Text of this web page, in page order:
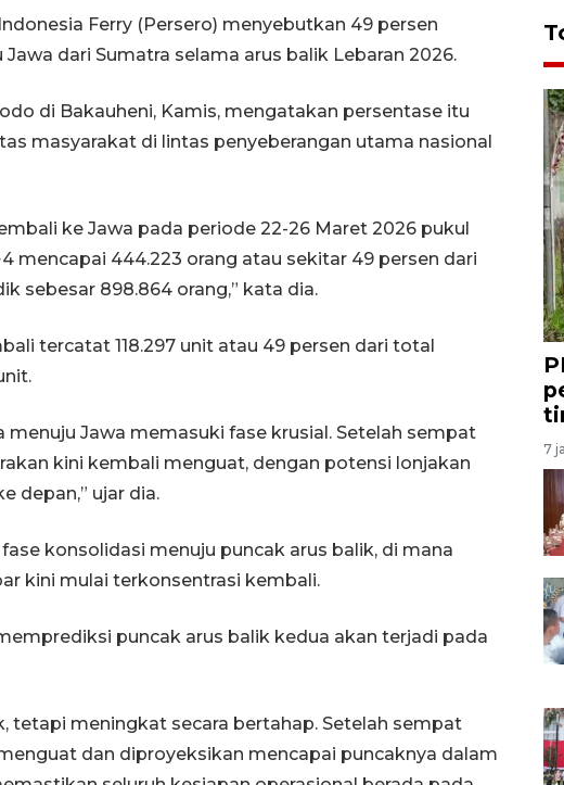
Ferry (Persero) menyebutkan 49 persen
dari Sumatra selama arus balik Lebaran 2026.
di Bakauheni, Kamis, mengatakan persentase itu
masyarakat di lintas penyeberangan utama nasional
ke Jawa pada periode 22-26 Maret 2026 pukul
mencapai 444.223 orang atau sekitar 49 persen dari
sebesar 898.864 orang,” kata dia.
tercatat 118.297 unit atau 49 persen dari total
menuju Jawa memasuki fase krusial. Setelah sempat
kini kembali menguat, dengan potensi lonjakan
depan,” ujar dia.
konsolidasi menuju puncak arus balik, di mana
kini mulai terkonsentrasi kembali.
puncak arus balik kedua akan terjadi pada
tetapi meningkat secara bertahap. Setelah sempat
dan diproyeksikan mencapai puncaknya dalam
7